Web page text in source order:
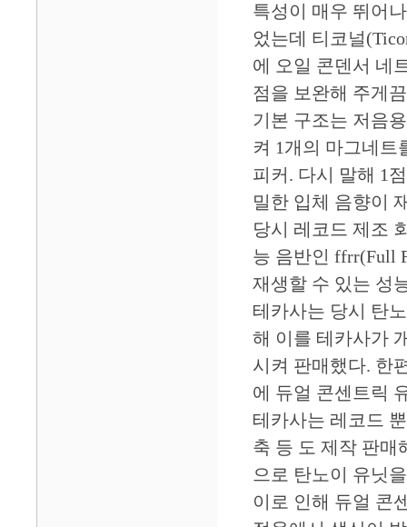
특성이 매우 뛰어
었는데 티코널
에 오일 콘덴서 네
점을 보완해 주게
기본 구조는 저음
켜 1개의 마그네트
피커. 다시 말해 1
밀한 입체 음향이
당시 레코드 제조
능 음반인 ffrr(Full
재생할 수 있는 성
테카사는 당시 탄
해 이를 테카사가
시켜 판매했다. 한
에 듀얼 콘센트릭
테카사는 레코드
축 등 도 제작 판매
으로 탄노이 유닛
이로 인해 듀얼 콘